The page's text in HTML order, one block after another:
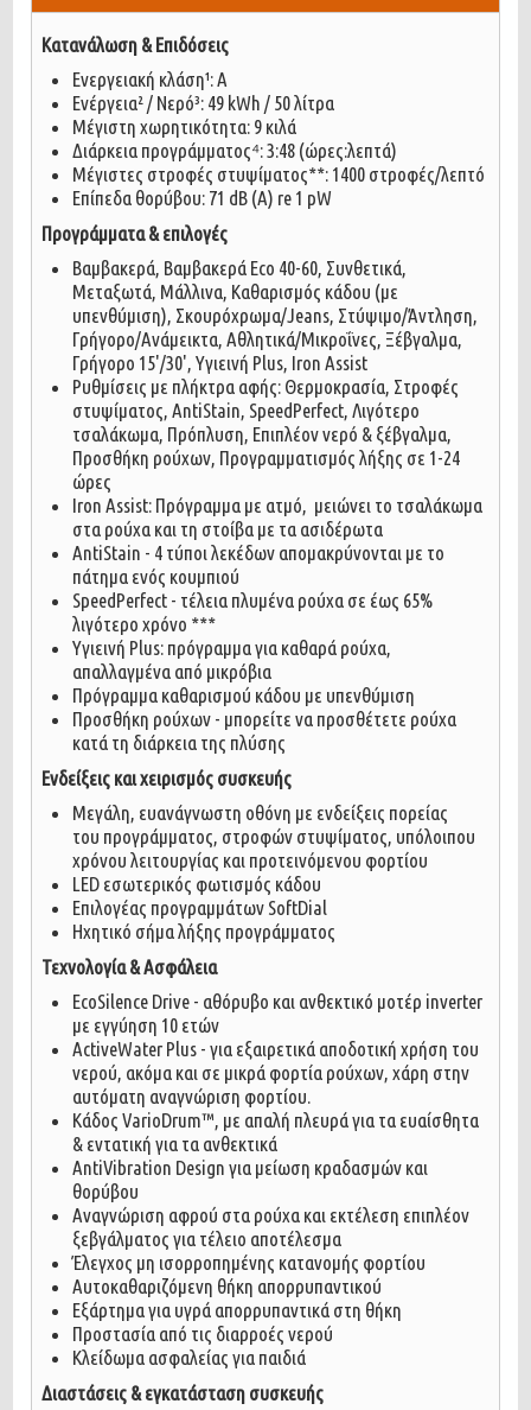
Κατανάλωση & Επιδόσεις
Ενεργειακή κλάση¹: A
Ενέργεια² / Νερό³: 49 kWh / 50 λίτρα
Μέγιστη χωρητικότητα: 9 κιλά
Διάρκεια προγράμματος⁴: 3:48 (ώρες:λεπτά)
Μέγιστες στροφές στυψίματος**: 1400 στροφές/λεπτό
Επίπεδα θορύβου: 71 dB (A) re 1 pW
Προγράμματα & επιλογές
Βαμβακερά, Βαμβακερά Eco 40-60, Συνθετικά,
Μεταξωτά, Μάλλινα, Καθαρισμός κάδου (με
υπενθύμιση), Σκουρόχρωμα/Jeans, Στύψιμο/Άντληση,
Γρήγορο/Ανάμεικτα, Αθλητικά/Μικροΐνες, Ξέβγαλμα,
Γρήγορο 15'/30', Υγιεινή Plus, Iron Assist
Ρυθμίσεις με πλήκτρα αφής: Θερμοκρασία, Στροφές
στυψίματος, AntiStain, SpeedPerfect, Λιγότερο
τσαλάκωμα, Πρόπλυση, Επιπλέον νερό & ξέβγαλμα,
Προσθήκη ρούχων, Προγραμματισμός λήξης σε 1-24
ώρες
Iron Assist: Πρόγραμμα με ατμό, μειώνει το τσαλάκωμα
στα ρούχα και τη στοίβα με τα ασιδέρωτα
AntiStain - 4 τύποι λεκέδων απομακρύνονται με το
πάτημα ενός κουμπιού
SpeedPerfect - τέλεια πλυμένα ρούχα σε έως 65%
λιγότερο χρόνο ***
Υγιεινή Plus: πρόγραμμα για καθαρά ρούχα,
απαλλαγμένα από μικρόβια
Πρόγραμμα καθαρισμού κάδου με υπενθύμιση
Προσθήκη ρούχων - μπορείτε να προσθέτετε ρούχα
κατά τη διάρκεια της πλύσης
Ενδείξεις και χειρισμός συσκευής
Μεγάλη, ευανάγνωστη οθόνη με ενδείξεις πορείας
του προγράμματος, στροφών στυψίματος, υπόλοιπου
χρόνου λειτουργίας και προτεινόμενου φορτίου
LED εσωτερικός φωτισμός κάδου
Επιλογέας προγραμμάτων SoftDial
Ηχητικό σήμα λήξης προγράμματος
Τεχνολογία & Ασφάλεια
EcoSilence Drive - αθόρυβο και ανθεκτικό μοτέρ inverter
με εγγύηση 10 ετών
ActiveWater Plus - για εξαιρετικά αποδοτική χρήση του
νερού, ακόμα και σε μικρά φορτία ρούχων, χάρη στην
αυτόματη αναγνώριση φορτίου.
Κάδος VarioDrum™, με απαλή πλευρά για τα ευαίσθητα
& εντατική για τα ανθεκτικά
AntiVibration Design για μείωση κραδασμών και
θορύβου
Αναγνώριση αφρού στα ρούχα και εκτέλεση επιπλέον
ξεβγάλματος για τέλειο αποτέλεσμα
Έλεγχος μη ισορροπημένης κατανομής φορτίου
Αυτοκαθαριζόμενη θήκη απορρυπαντικού
Εξάρτημα για υγρά απορρυπαντικά στη θήκη
Προστασία από τις διαρροές νερού
Κλείδωμα ασφαλείας για παιδιά
Διαστάσεις & εγκατάσταση συσκευής